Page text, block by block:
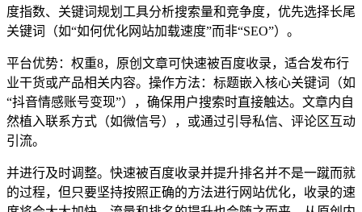
度指数、关键词规划工具分析搜索量和竞争度，优先选择长尾
关键词（如“如何优化网站加载速度”而非“SEO”）。
平台优势：权重8，原创文章可快速被百度收录，适合发布行
业干货或产品相关内容。操作方法：标题嵌入核心关键词（如
“抖音情感账号变现”），确保用户搜索时直接触达。文章内自
然植入联系方式（如微信号），或通过引导私信、评论区互动
引流。
并进行及时调整。快速被百度收录并提升排名并不是一蹴而就
的过程，但只要坚持按照正确的方法进行网站优化，收录的速